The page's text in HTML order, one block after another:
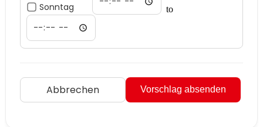
Sonntag to
Abbrechen Vorschlag absenden